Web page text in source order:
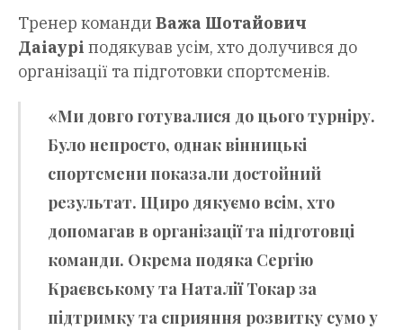
Тренер команди Важа Шотайович
Даіаурі подякував усім, хто долучився до
організації та підготовки спортсменів.
«Ми довго готувалися до цього турніру.
Було непросто, однак вінницькі
спортсмени показали достойний
результат. Щиро дякуємо всім, хто
допомагав в організації та підготовці
команди. Окрема подяка Сергію
Краєвському та Наталії Токар за
підтримку та сприяння розвитку сумо у